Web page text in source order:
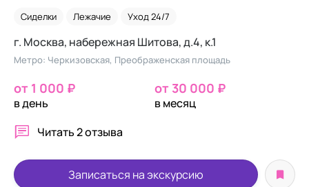
Сиделки Лежачие Уход 24/7
г. Москва, набережная Шитова, д.4, к.1
Метро: Черкизовская, Преображенская площадь
от 1 000 ₽
в день
от 30 000 ₽
в месяц
Читать2 отзыва
Записаться на экскурсию